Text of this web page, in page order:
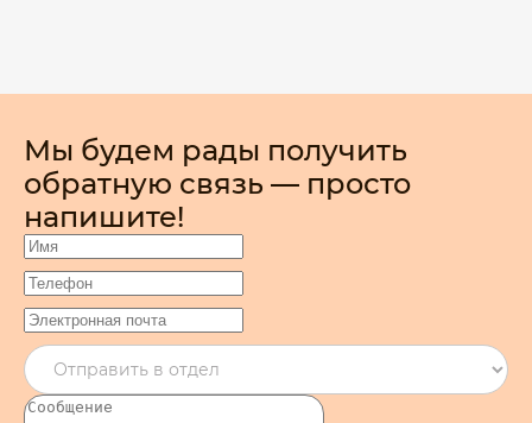
Мы будем рады получить
обратную связь — просто
напишите!